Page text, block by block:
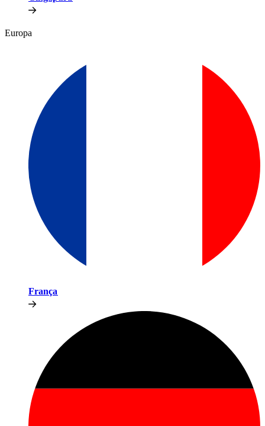
Europa​​
França​​